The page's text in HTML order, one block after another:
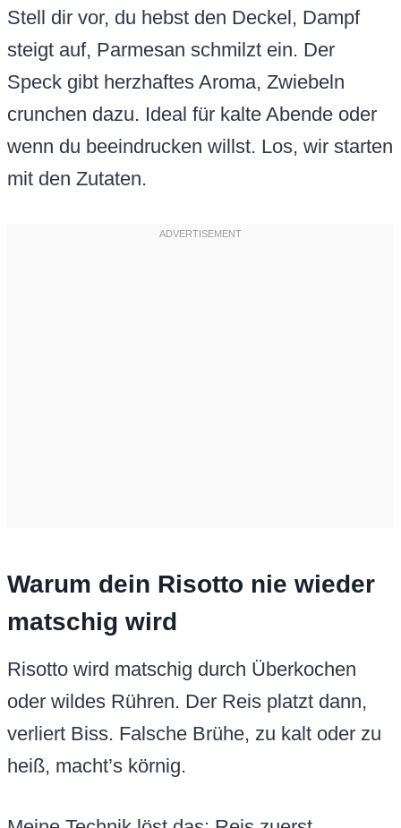
Stell dir vor, du hebst den Deckel, Dampf
steigt auf, Parmesan schmilzt ein. Der
Speck gibt herzhaftes Aroma, Zwiebeln
crunchen dazu. Ideal für kalte Abende oder
wenn du beeindrucken willst. Los, wir starten
mit den Zutaten.
Warum dein Risotto nie wieder
matschig wird
Risotto wird matschig durch Überkochen
oder wildes Rühren. Der Reis platzt dann,
verliert Biss. Falsche Brühe, zu kalt oder zu
heiß, macht’s körnig.